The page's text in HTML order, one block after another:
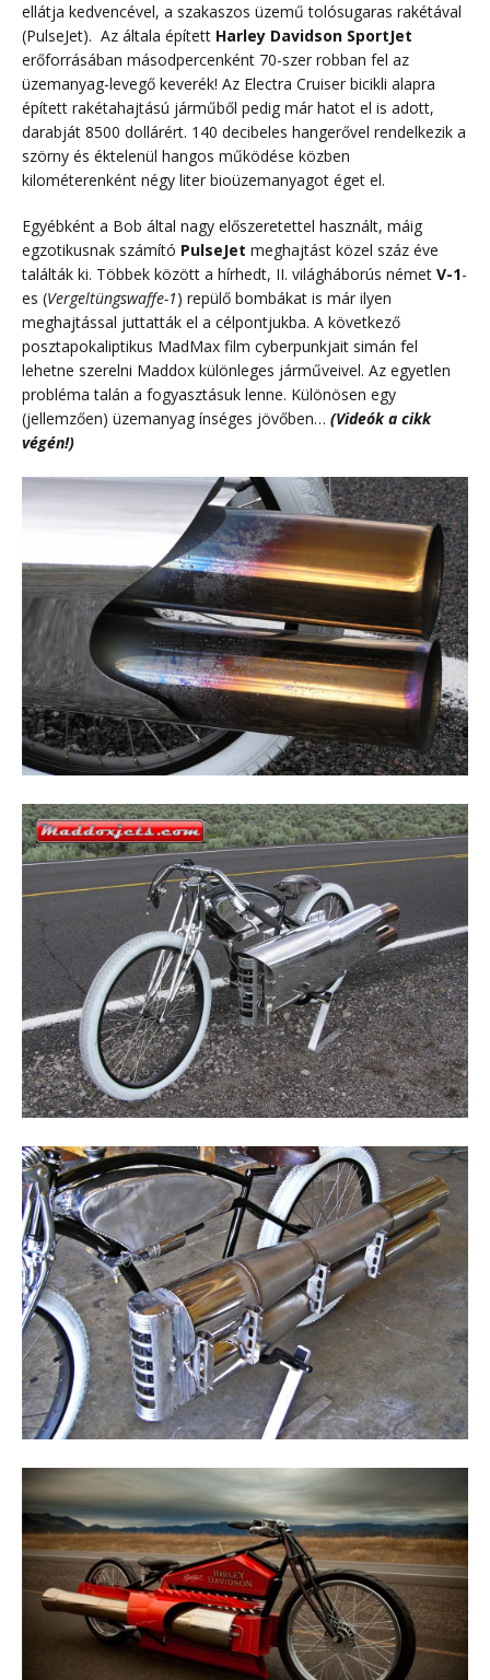
ellátja kedvencével, a szakaszos üzemű tolósugaras rakétával
(PulseJet). Az általa épített Harley Davidson SportJet
erőforrásában másodpercenként 70-szer robban fel az
üzemanyag-levegő keverék! Az Electra Cruiser bicikli alapra
épített rakétahajtású járműből pedig már hatot el is adott,
darabját 8500 dollárért. 140 decibeles hangerővel rendelkezik a
szörny és éktelenül hangos működése közben
kilométerenként négy liter bioüzemanyagot éget el.
Egyébként a Bob által nagy előszeretettel használt, máig
egzotikusnak számító PulseJet meghajtást közel száz éve
találták ki. Többek között a hírhedt, II. világháborús német V-1-
es (Vergeltüngswaffe-1) repülő bombákat is már ilyen
meghajtással juttatták el a célpontjukba. A következő
posztapokaliptikus MadMax film cyberpunkjait simán fel
lehetne szerelni Maddox különleges járműveivel. Az egyetlen
probléma talán a fogyasztásuk lenne. Különösen egy
(jellemzően) üzemanyag ínséges jövőben… (Videók a cikk
végén!)